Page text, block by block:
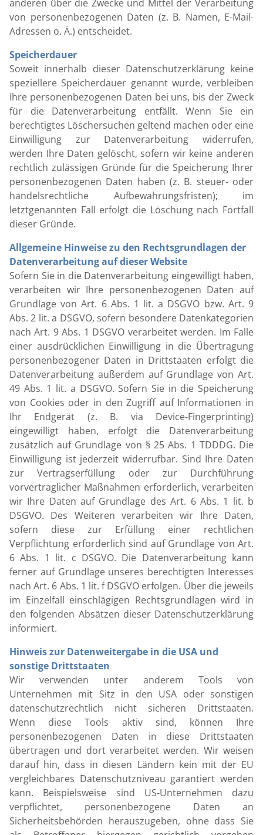
anderen über die Zwecke und Mittel der Verarbeitung
von personenbezogenen Daten (z. B. Namen, E-Mail-
Adressen o. Ä.) entscheidet.
Speicherdauer
Soweit innerhalb dieser Datenschutzerklärung keine
speziellere Speicherdauer genannt wurde, verbleiben
Ihre personenbezogenen Daten bei uns, bis der Zweck
für die Datenverarbeitung entfällt. Wenn Sie ein
berechtigtes Löschersuchen geltend machen oder eine
Einwilligung zur Datenverarbeitung widerrufen,
werden Ihre Daten gelöscht, sofern wir keine anderen
rechtlich zulässigen Gründe für die Speicherung Ihrer
personenbezogenen Daten haben (z. B. steuer- oder
handelsrechtliche Aufbewahrungsfristen); im
letztgenannten Fall erfolgt die Löschung nach Fortfall
dieser Gründe.
Allgemeine Hinweise zu den Rechtsgrundlagen der
Datenverarbeitung auf dieser Website
Sofern Sie in die Datenverarbeitung eingewilligt haben,
verarbeiten wir Ihre personenbezogenen Daten auf
Grundlage von Art. 6 Abs. 1 lit. a DSGVO bzw. Art. 9
Abs. 2 lit. a DSGVO, sofern besondere Datenkategorien
nach Art. 9 Abs. 1 DSGVO verarbeitet werden. Im Falle
einer ausdrücklichen Einwilligung in die Übertragung
personenbezogener Daten in Drittstaaten erfolgt die
Datenverarbeitung außerdem auf Grundlage von Art.
49 Abs. 1 lit. a DSGVO. Sofern Sie in die Speicherung
von Cookies oder in den Zugriff auf Informationen in
Ihr Endgerät (z. B. via Device-Fingerprinting)
eingewilligt haben, erfolgt die Datenverarbeitung
zusätzlich auf Grundlage von § 25 Abs. 1 TDDDG. Die
Einwilligung ist jederzeit widerrufbar. Sind Ihre Daten
zur Vertragserfüllung oder zur Durchführung
vorvertraglicher Maßnahmen erforderlich, verarbeiten
wir Ihre Daten auf Grundlage des Art. 6 Abs. 1 lit. b
DSGVO. Des Weiteren verarbeiten wir Ihre Daten,
sofern diese zur Erfüllung einer rechtlichen
Verpflichtung erforderlich sind auf Grundlage von Art.
6 Abs. 1 lit. c DSGVO. Die Datenverarbeitung kann
ferner auf Grundlage unseres berechtigten Interesses
nach Art. 6 Abs. 1 lit. f DSGVO erfolgen. Über die jeweils
im Einzelfall einschlägigen Rechtsgrundlagen wird in
den folgenden Absätzen dieser Datenschutzerklärung
informiert.
Hinweis zur Datenweitergabe in die USA und
sonstige Drittstaaten
Wir verwenden unter anderem Tools von
Unternehmen mit Sitz in den USA oder sonstigen
datenschutzrechtlich nicht sicheren Drittstaaten.
Wenn diese Tools aktiv sind, können Ihre
personenbezogenen Daten in diese Drittstaaten
übertragen und dort verarbeitet werden. Wir weisen
darauf hin, dass in diesen Ländern kein mit der EU
vergleichbares Datenschutzniveau garantiert werden
kann. Beispielsweise sind US-Unternehmen dazu
verpflichtet, personenbezogene Daten an
Sicherheitsbehörden herauszugeben, ohne dass Sie